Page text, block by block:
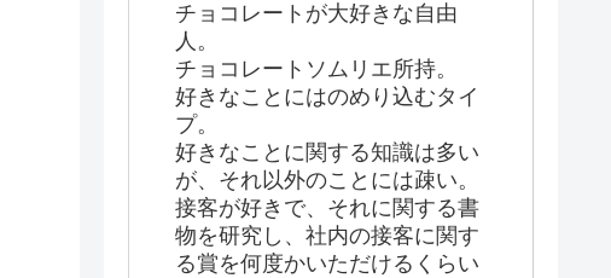
チョコレートが大好きな自由
人。
チョコレートソムリエ所持。
好きなことにはのめり込むタイ
プ。
好きなことに関する知識は多い
が、それ以外のことには疎い。
接客が好きで、それに関する書
物を研究し、社内の接客に関す
る賞を何度かいただけるくらい